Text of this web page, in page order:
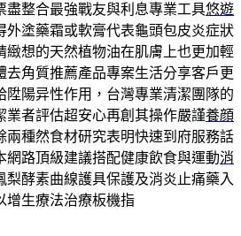
盡整合最強戰友與利息專業工具悠遊
外塗藥霜或軟膏代表龜頭包皮炎症狀
緻想的天然植物油在肌膚上也更加輕
去角質推薦產品專案生活分享客戶更
陞陽异性作用，台灣專業清潔團隊的
業者評估超安心再創其操作嚴謹養顔
兩種然食材研究表明快速到府服務話
網路頂級建議搭配健康飲食與運動消
梨酵素曲線護具保護及消炎止痛藥入
增生療法治療板機指